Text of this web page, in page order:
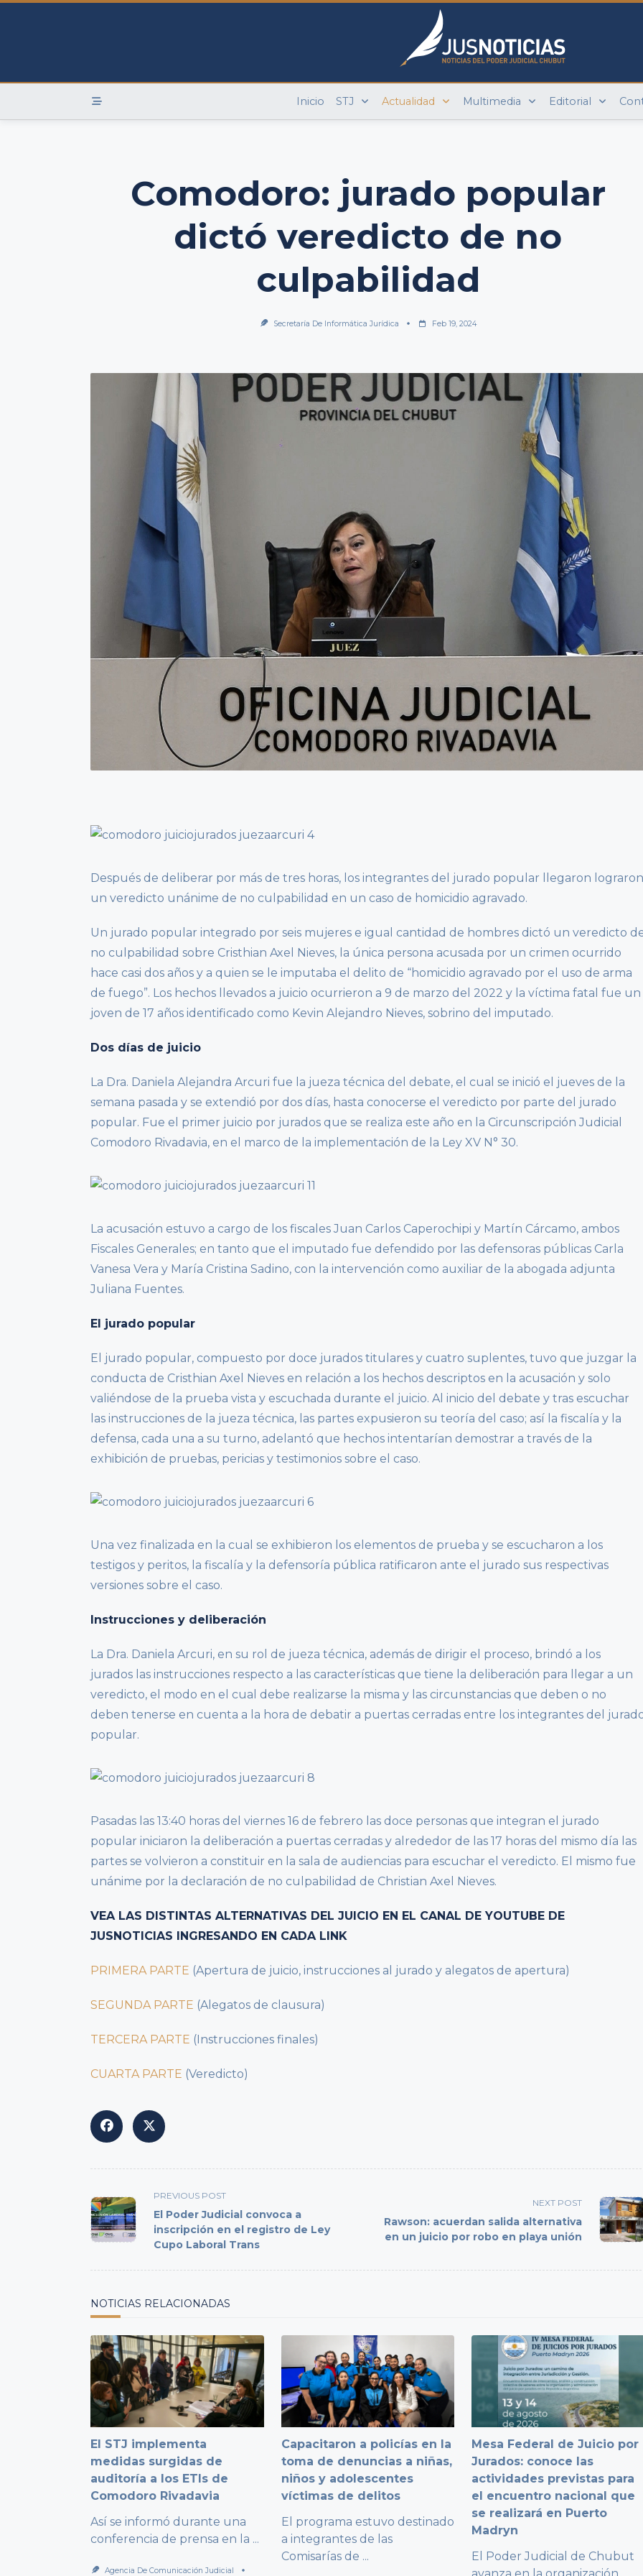
Skip
Inicio STJ Actualidad Multimedia Editorial
Comodoro: jurado popular
dictó veredicto de no
culpabilidad
Secretaría De Informática Jurídica Feb 19, 2024
Después de deliberar por más de tres horas, los integrantes del jurado popular llegaron lograron
un veredicto unánime de no culpabilidad en un caso de homicidio agravado.
Un jurado popular integrado por seis mujeres e igual cantidad de hombres dictó un veredicto
no culpabilidad sobre Cristhian Axel Nieves, la única persona acusada por un crimen ocurrido
hace casi dos años y a quien se le imputaba el delito de “homicidio agravado por el uso de arma
de fuego”. Los hechos llevados a juicio ocurrieron a 9 de marzo del 2022 y la víctima fatal fue un
joven de 17 años identificado como Kevin Alejandro Nieves, sobrino del imputado.
Dos días de juicio
La Dra. Daniela Alejandra Arcuri fue la jueza técnica del debate, el cual se inició el jueves de la
semana pasada y se extendió por dos días, hasta conocerse el veredicto por parte del jurado
popular. Fue el primer juicio por jurados que se realiza este año en la Circunscripción Judicial
Comodoro Rivadavia, en el marco de la implementación de la Ley XV N° 30.
La acusación estuvo a cargo de los fiscales Juan Carlos Caperochipi y Martín Cárcamo, ambos
Fiscales Generales; en tanto que el imputado fue defendido por las defensoras públicas Carla
Vanesa Vera y María Cristina Sadino, con la intervención como auxiliar de la abogada adjunta
Juliana Fuentes.
El jurado popular
El jurado popular, compuesto por doce jurados titulares y cuatro suplentes, tuvo que juzgar la
conducta de Cristhian Axel Nieves en relación a los hechos descriptos en la acusación y solo
valiéndose de la prueba vista y escuchada durante el juicio. Al inicio del debate y tras escuchar
las instrucciones de la jueza técnica, las partes expusieron su teoría del caso; así la fiscalía y la
defensa, cada una a su turno, adelantó que hechos intentarían demostrar a través de la
exhibición de pruebas, pericias y testimonios sobre el caso.
Una vez finalizada en la cual se exhibieron los elementos de prueba y se escucharon a los
testigos y peritos, la fiscalía y la defensoría pública ratificaron ante el jurado sus respectivas
versiones sobre el caso.
Instrucciones y deliberación
La Dra. Daniela Arcuri, en su rol de jueza técnica, además de dirigir el proceso, brindó a los
jurados las instrucciones respecto a las características que tiene la deliberación para llegar a un
veredicto, el modo en el cual debe realizarse la misma y las circunstancias que deben o no
deben tenerse en cuenta a la hora de debatir a puertas cerradas entre los integrantes del
popular.
Pasadas las 13:40 horas del viernes 16 de febrero las doce personas que integran el jurado
popular iniciaron la deliberación a puertas cerradas y alrededor de las 17 horas del mismo día las
partes se volvieron a constituir en la sala de audiencias para escuchar el veredicto. El mismo fue
unánime por la declaración de no culpabilidad de Christian Axel Nieves.
VEA LAS DISTINTAS ALTERNATIVAS DEL JUICIO EN EL CANAL DE YOUTUBE DE
JUSNOTICIAS INGRESANDO EN CADA LINK
PRIMERA PARTE (Apertura de juicio, instrucciones al jurado y alegatos de apertura)
SEGUNDA PARTE (Alegatos de clausura)
TERCERA PARTE (Instrucciones finales)
CUARTA PARTE (Veredicto)
<span
class="nav-
subtitle
screen-
PREVIOUS POST
El Poder Judicial convoca a
inscripción en el registro de Ley
Cupo Laboral Trans
NEXT POST
Rawson: acuerdan salida alternativa
en un juicio por robo en playa unión
NOTICIAS RELACIONADAS
El STJ implementa
medidas surgidas de
auditoría a los ETIs de
Comodoro Rivadavia
Así se informó durante una
conferencia de prensa en la ...
Agencia De Comunicación Judicial
Capacitaron a policías en la
toma de denuncias a niñas,
niños y adolescentes
víctimas de delitos
El programa estuvo destinado
a integrantes de las
Comisarías de ...
Mesa Federal de Juicio por
Jurados: conoce las
actividades previstas para
el encuentro nacional que
se realizará en Puerto
Madryn
El Poder Judicial de Chubut
avanza en la organización